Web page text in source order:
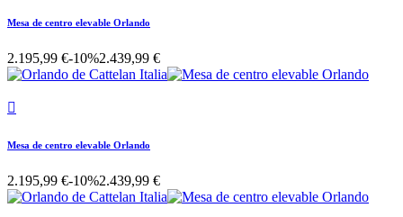
Mesa de centro elevable Orlando
2.195,99 €-10%2.439,99 €

Mesa de centro elevable Orlando
2.195,99 €-10%2.439,99 €